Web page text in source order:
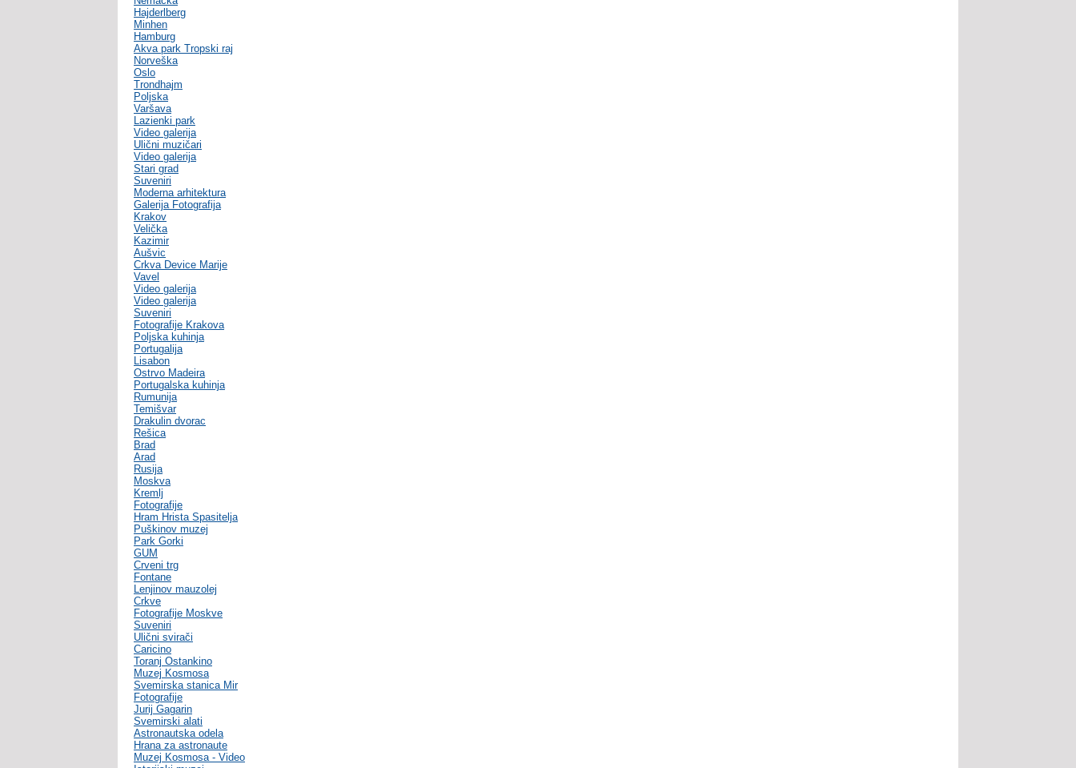
Hajderlberg
Minhen
Hamburg
Akva park Tropski raj
Norveška
Oslo
Trondhajm
Poljska
Varšava
Lazienki park
Video galerija
Ulični muzičari
Video galerija
Stari grad
Suveniri
Moderna arhitektura
Galerija Fotografija
Krakov
Velička
Kazimir
Aušvic
Crkva Device Marije
Vavel
Video galerija
Video galerija
Suveniri
Fotografije Krakova
Poljska kuhinja
Portugalija
Lisabon
Ostrvo Madeira
Portugalska kuhinja
Rumunija
Temišvar
Drakulin dvorac
Rešica
Brad
Arad
Rusija
Moskva
Kremlj
Fotografije
Hram Hrista Spasitelja
Puškinov muzej
Park Gorki
GUM
Crveni trg
Fontane
Lenjinov mauzolej
Crkve
Fotografije Moskve
Suveniri
Ulični svirači
Caricino
Toranj Ostankino
Muzej Kosmosa
Svemirska stanica Mir
Fotografije
Jurij Gagarin
Svemirski alati
Astronautska odela
Hrana za astronaute
Muzej Kosmosa - Video